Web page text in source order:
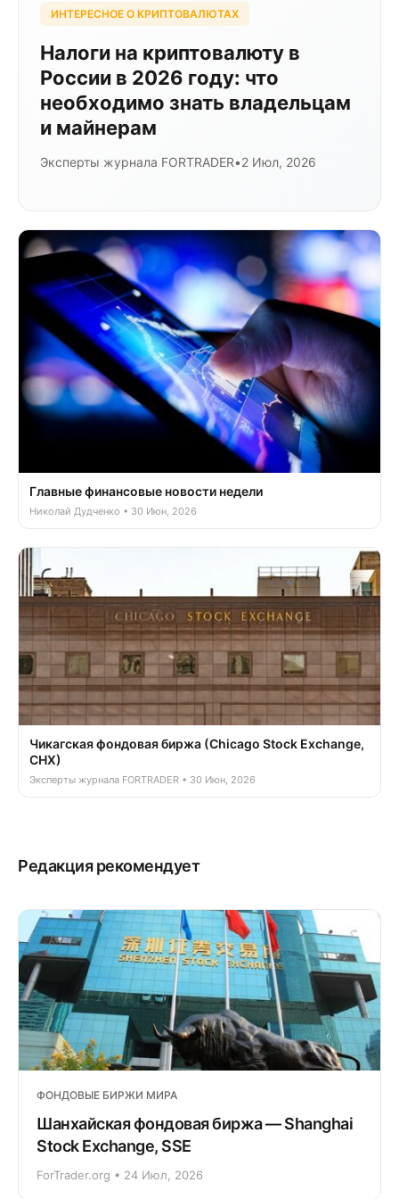
ИНТЕРЕСНОЕ О КРИПТОВАЛЮТАХ
Налоги на криптовалюту в
России в 2026 году: что
необходимо знать владельцам
и майнерам
Эксперты журнала FORTRADER•2 Июл, 2026
Главные финансовые новости недели
Николай Дудченко • 30 Июн, 2026
Чикагская фондовая биржа (Chicago Stock Exchange,
CHX)
Эксперты журнала FORTRADER • 30 Июн, 2026
Редакция рекомендует
ФОНДОВЫЕ БИРЖИ МИРА
Шанхайская фондовая биржа — Shanghai
Stock Exchange, SSE
ForTrader.org • 24 Июл, 2026